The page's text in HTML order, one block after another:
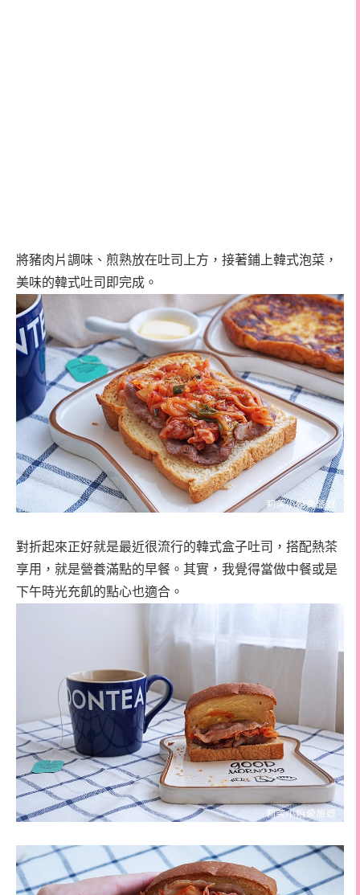
將豬肉片調味、煎熟放在吐司上方，接著鋪上韓式泡菜，
美味的韓式吐司即完成。
對折起來正好就是最近很流行的韓式盒子吐司，搭配熱茶
享用，就是營養滿點的早餐。其實，我覺得當做中餐或是
下午時光充飢的點心也適合。